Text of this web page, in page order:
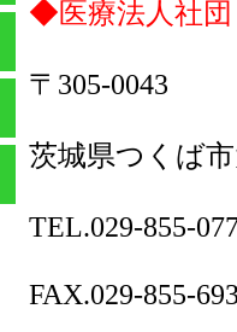
◆医療法人
〒305-0043
茨城県つくば
TEL.029-855-
FAX.029-855-